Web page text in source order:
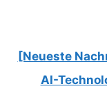
[Neueste
AI-